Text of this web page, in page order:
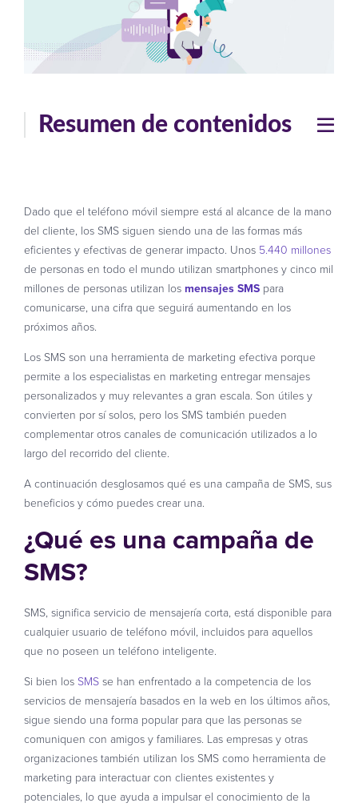
Resumen de contenidos
Dado que el teléfono móvil siempre está al alcance de la mano
del cliente, los SMS siguen siendo una de las formas más
eficientes y efectivas de generar impacto. Unos 5.440 millones
de personas en todo el mundo utilizan smartphones y cinco mil
millones de personas utilizan los mensajes SMS para
comunicarse, una cifra que seguirá aumentando en los
próximos años.
Los SMS son una herramienta de marketing efectiva porque
permite a los especialistas en marketing entregar mensajes
personalizados y muy relevantes a gran escala. Son útiles y
convierten por sí solos, pero los SMS también pueden
complementar otros canales de comunicación utilizados a lo
largo del recorrido del cliente.
A continuación desglosamos qué es una campaña de SMS, sus
beneficios y cómo puedes crear una.
¿Qué es una campaña de
SMS?
SMS, significa servicio de mensajería corta, está disponible para
cualquier usuario de teléfono móvil, incluidos para aquellos
que no poseen un teléfono inteligente.
Si bien los SMS se han enfrentado a la competencia de los
servicios de mensajería basados en la web en los últimos años,
sigue siendo una forma popular para que las personas se
comuniquen con amigos y familiares. Las empresas y otras
organizaciones también utilizan los SMS como herramienta de
marketing para interactuar con clientes existentes y
potenciales, lo que ayuda a impulsar el conocimiento de la